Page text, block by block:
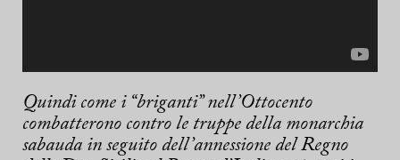
Quindi come i “briganti” nell’Ottocento
combatterono contro le truppe della monarchia
sabauda in seguito dell’annessione del Regno